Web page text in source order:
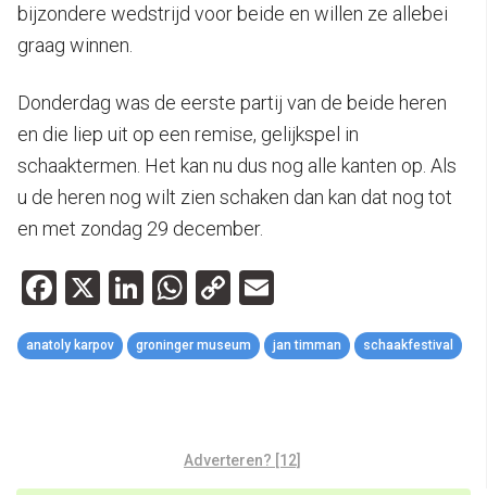
bijzondere wedstrijd voor beide en willen ze allebei
graag winnen.
Donderdag was de eerste partij van de beide heren
en die liep uit op een remise, gelijkspel in
schaaktermen. Het kan nu dus nog alle kanten op. Als
u de heren nog wilt zien schaken dan kan dat nog tot
en met zondag 29 december.
Facebook
X LinkedIn
WhatsApp
Copy
Link
anatoly karpov groninger museum jan timman schaakfestival
Adverteren? [12]